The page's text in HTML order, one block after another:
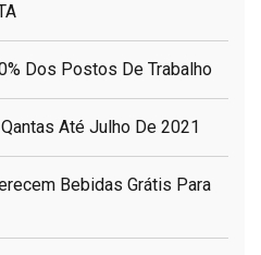
Dos Postos De Trabalho
Até Julho De 2021
Bebidas Grátis Para